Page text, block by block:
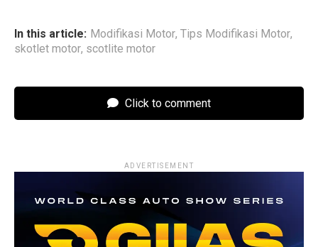
In this article: Modifikasi Motor, Tips Modifikasi Motor,
skotlet motor, scotlite motor
Click to comment
ADVERTISEMENT